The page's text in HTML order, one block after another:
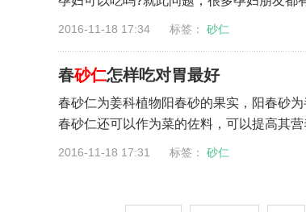
2016-11-18 17:34 标签： 砂仁
春砂仁怎样吃对胃最好
春砂仁为姜科植物阳春砂的果实，阳春砂
春砂仁还可以作为菜的佐料，可以提高其
2016-11-18 17:31 标签： 砂仁